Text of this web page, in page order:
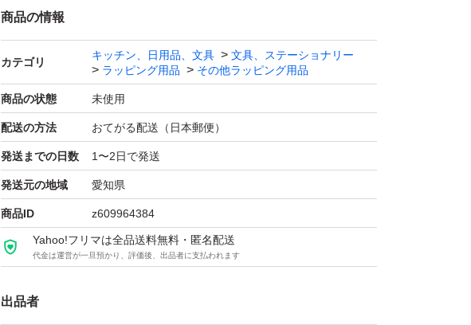
＊＋50mmは図２を参考してください。
厚み：一枚あたり0.06mm
200枚ー1440円
100枚ー820円
(出品値段は間違えたことがあるので、いつもの値段と間違えたり
することを気づいたらコメントに知らせてください。販売値段を
間違えると違う商品を届く可能性があります。その場合はキャン
セルや返品ができないので、ご了承下さい。)
商品の情報
カテゴリ
キッチン、日用品、文具
文具、ステーショナリー
ラッピング用品
その他ラッピング用品
商品の状態 未使用
配送の方法 おてがる配送（日本郵便）
発送までの日数 1〜2日で発送
発送元の地域 愛知県
商品ID z609964384
Yahoo!フリマは全品送料無料・匿名配送
代金は運営が一旦預かり、評価後、出品者に支払われます
出品者